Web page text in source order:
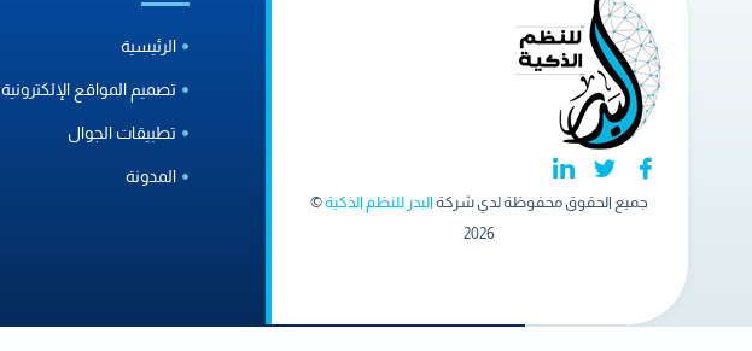
جميع الحقوق محفوظة لدي شركة البدر للنظم الذكية©
2026
الرئيسية
تصميم المواقع الإلكترونية
تطبيقات الجوال
المدونة